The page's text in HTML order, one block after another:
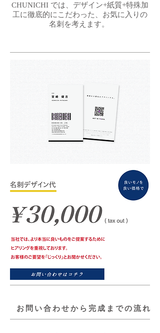
CHUNICHI では、デザイン+紙質+特殊加
工に徹底的にこだわった、お気に入りの
名刺を考えます。
お問い合わせから完成までの流れ